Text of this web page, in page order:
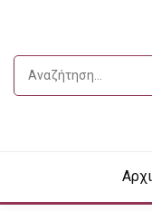
content
Αναζήτηση